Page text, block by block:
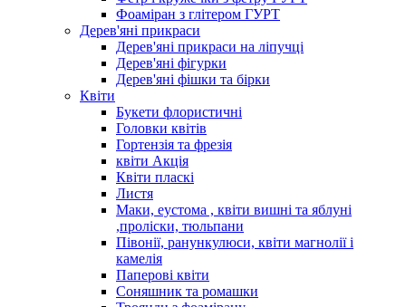
Фоаміран з глітером ГУРТ
Дерев'яні прикраси
Дерев'яні прикраси на ліпучці
Дерев'яні фігурки
Дерев'яні фішки та бірки
Квіти
Букети флористичні
Головки квітів
Гортензія та фрезія
квіти Акція
Квіти пласкі
Листя
Маки, еустома , квіти вишні та яблуні
,проліски, тюльпани
Півонії, ранункулюси, квіти магнолії і
камелія
Паперові квіти
Соняшник та ромашки